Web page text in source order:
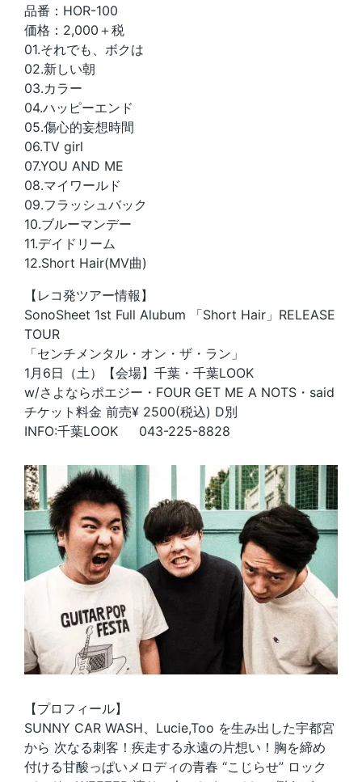
品番：HOR-100
価格：2,000＋税
01.それでも、ボクは
02.新しい朝
03.カラー
04.ハッピーエンド
05.傷心的妄想時間
06.TV girl
07.YOU AND ME
08.マイワールド
09.フラッシュバック
10.ブルーマンデー
11.デイドリーム
12.Short Hair(MV曲)
【レコ発ツアー情報】
SonoSheet 1st Full Alubum 「Short Hair」RELEASE
TOUR
「センチメンタル・オン・ザ・ラン」
1月6日（土）【会場】千葉・千葉LOOK
w/さよならポエジー・FOUR GET ME A NOTS・said
チケット料金 前売¥ 2500(税込) D別
INFO:千葉LOOK 043-225-8828
【プロフィール】
SUNNY CAR WASH、Lucie,Too を生み出した宇都宮
から 次なる刺客！疾走する永遠の片想い！胸を締め
付ける甘酸っぱいメロディの青春 “こじらせ” ロック